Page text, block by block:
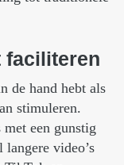
faciliteren
de hand hebt als
stimuleren.
met een gunstig
video’s